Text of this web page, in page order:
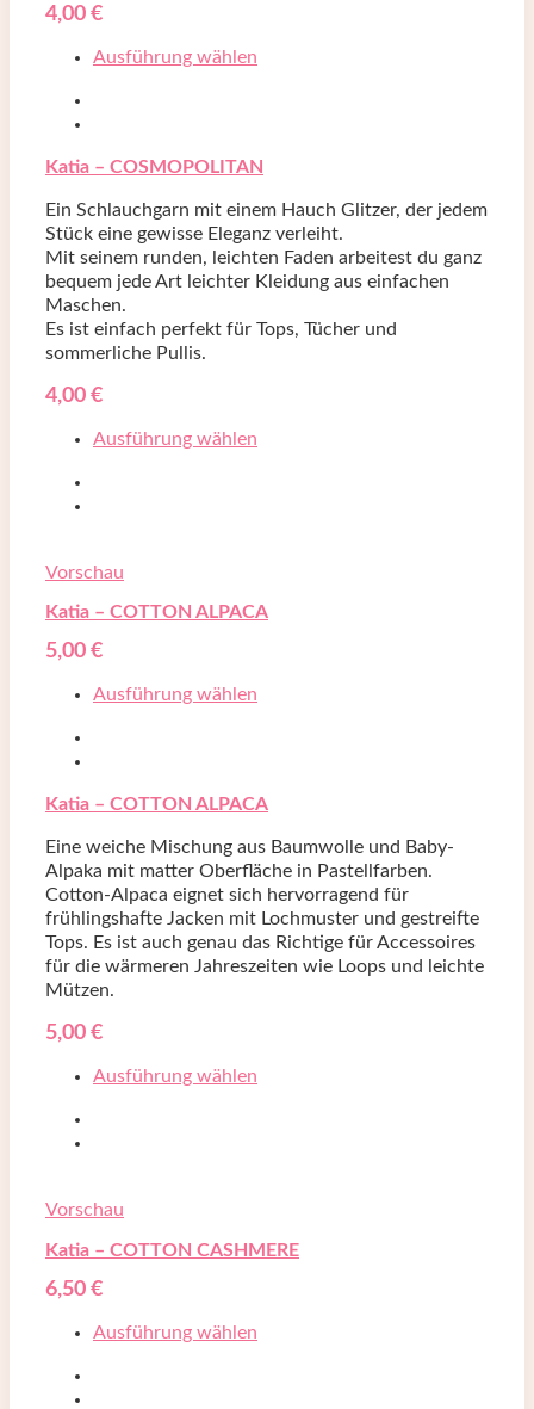
4,00 €
Ausführung wählen
Katia – COSMOPOLITAN
Ein Schlauchgarn mit einem Hauch Glitzer, der jedem
Stück eine gewisse Eleganz verleiht.
Mit seinem runden, leichten Faden arbeitest du ganz
bequem jede Art leichter Kleidung aus einfachen
Maschen.
Es ist einfach perfekt für Tops, Tücher und
sommerliche Pullis.
4,00 €
Ausführung wählen
Vorschau
Katia – COTTON ALPACA
5,00 €
Ausführung wählen
Katia – COTTON ALPACA
Eine weiche Mischung aus Baumwolle und Baby-
Alpaka mit matter Oberfläche in Pastellfarben.
Cotton-Alpaca eignet sich hervorragend für
frühlingshafte Jacken mit Lochmuster und gestreifte
Tops. Es ist auch genau das Richtige für Accessoires
für die wärmeren Jahreszeiten wie Loops und leichte
Mützen.
5,00 €
Ausführung wählen
Vorschau
Katia – COTTON CASHMERE
6,50 €
Ausführung wählen